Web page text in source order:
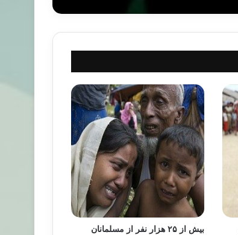
بیش از ۲۵ هزار نفر از مسلمانان